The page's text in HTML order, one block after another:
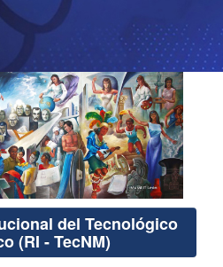
del Tecnológico
(RI - TecNM)